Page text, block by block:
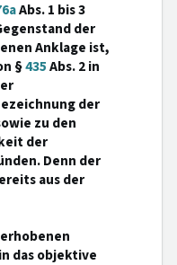
Abs. 1 bis 3
der
Anklage ist,
§435Abs. 2 in
der
zu den
der
Denn der
aus der
das objektive